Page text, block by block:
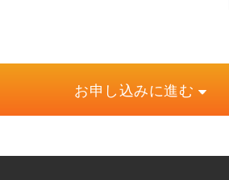
お申し込みに進む